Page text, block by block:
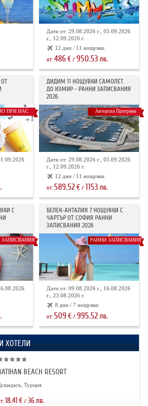
Дати от: 29.08.2026 г., 05.09.2026
г., 12.09.2026 г.
12 дни / 11 нощувки
от:486€ /950.53лв.
ПРИ НАС
ДИДИМ 11 НОЩУВКИ САМОЛЕТ
ДО ИЗМИР - РАННИ ЗАПИСВАНИЯ
2026
Авторска Програма
Дати от: 29.08.2026 г., 05.09.2026
г., 12.09.2026 г.
12 дни / 11 нощувки
от:589.52€ / 1153лв.
С
ЗАПИСВАНИЯ
БЕЛЕК-АНТАЛИЯ 7 НОЩУВКИ С
ЧАРТЪР ОТ СОФИЯ РАННИ
ЗАПИСВАНИЯ 2026
РАННИ ЗАПИСВАНИЯ
Дати от: 09.08.2026 г., 16.08.2026
г., 23.08.2026 г.
8 дни / 7 нощувки
от:509 € /995.52лв.
ХОТЕЛИ
BEACH RESORT
Турция
18.41€/ 36лв.